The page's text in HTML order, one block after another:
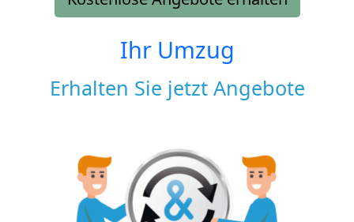
Ihr Umzug
Erhalten Sie jetzt Angebote